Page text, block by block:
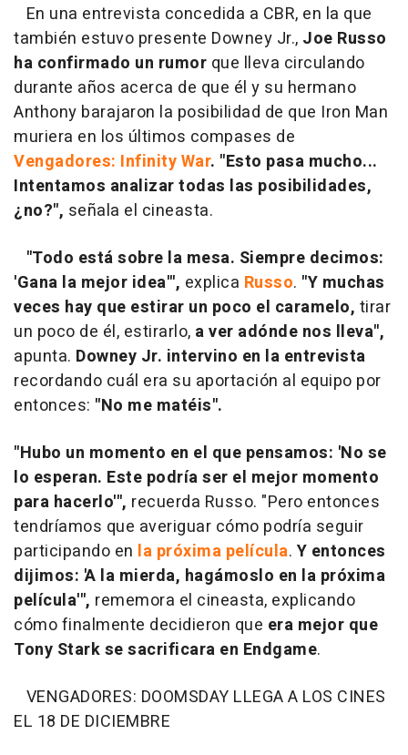
En una entrevista concedida a CBR, en la que
también estuvo presente Downey Jr., Joe Russo
ha confirmado un rumor que lleva circulando
durante años acerca de que él y su hermano
Anthony barajaron la posibilidad de que Iron Man
muriera en los últimos compases de
Vengadores: Infinity War. "Esto pasa mucho...
Intentamos analizar todas las posibilidades,
¿no?", señala el cineasta.
"Todo está sobre la mesa. Siempre decimos:
'Gana la mejor idea'", explica Russo. "Y muchas
veces hay que estirar un poco el caramelo, tirar
un poco de él, estirarlo, a ver adónde nos lleva",
apunta. Downey Jr. intervino en la entrevista
recordando cuál era su aportación al equipo por
entonces: "No me matéis".
"Hubo un momento en el que pensamos: 'No se
lo esperan. Este podría ser el mejor momento
para hacerlo'", recuerda Russo. "Pero entonces
tendríamos que averiguar cómo podría seguir
participando en la próxima película. Y entonces
dijimos: 'A la mierda, hagámoslo en la próxima
película'", rememora el cineasta, explicando
cómo finalmente decidieron que era mejor que
Tony Stark se sacrificara en Endgame.
VENGADORES: DOOMSDAY LLEGA A LOS CINES
EL 18 DE DICIEMBRE